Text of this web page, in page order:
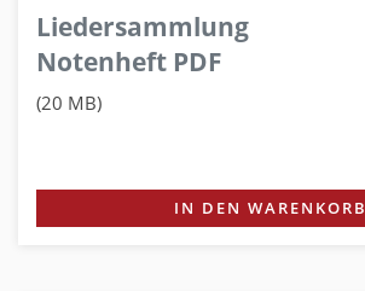
Liedersammlung
Notenheft PDF
(20 MB)
IN DEN WARENKORB